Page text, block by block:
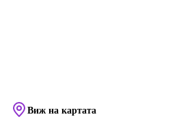
Виж на картата